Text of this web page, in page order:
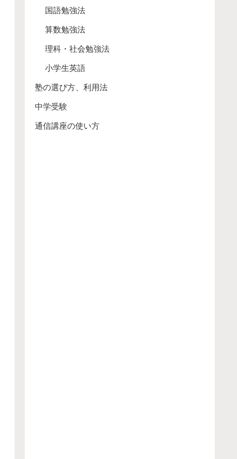
国語勉強法
算数勉強法
理科・社会勉強法
小学生英語
塾の選び方、利用法
中学受験
通信講座の使い方